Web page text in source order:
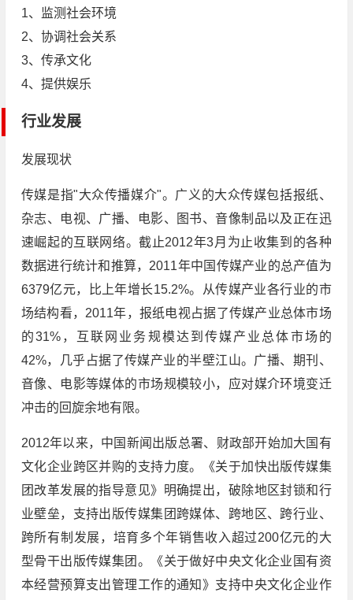
1、监测社会环境
2、协调社会关系
3、传承文化
4、提供娱乐
行业发展
发展现状
传媒是指"大众传播媒介"。广义的大众传媒包括报纸、
杂志、电视、广播、电影、图书、音像制品以及正在迅
速崛起的互联网络。截止2012年3月为止收集到的各种
数据进行统计和推算，2011年中国传媒产业的总产值为
6379亿元，比上年增长15.2%。从传媒产业各行业的市
场结构看，2011年，报纸电视占据了传媒产业总体市场
的31%，互联网业务规模达到传媒产业总体市场的
42%，几乎占据了传媒产业的半壁江山。广播、期刊、
音像、电影等媒体的市场规模较小，应对媒介环境变迁
冲击的回旋余地有限。
2012年以来，中国新闻出版总署、财政部开始加大国有
文化企业跨区并购的支持力度。《关于加快出版传媒集
团改革发展的指导意见》明确提出，破除地区封锁和行
业壁垒，支持出版传媒集团跨媒体、跨地区、跨行业、
跨所有制发展，培育多个年销售收入超过200亿元的大
型骨干出版传媒集团。《关于做好中央文化企业国有资
本经营预算支出管理工作的通知》支持中央文化企业作